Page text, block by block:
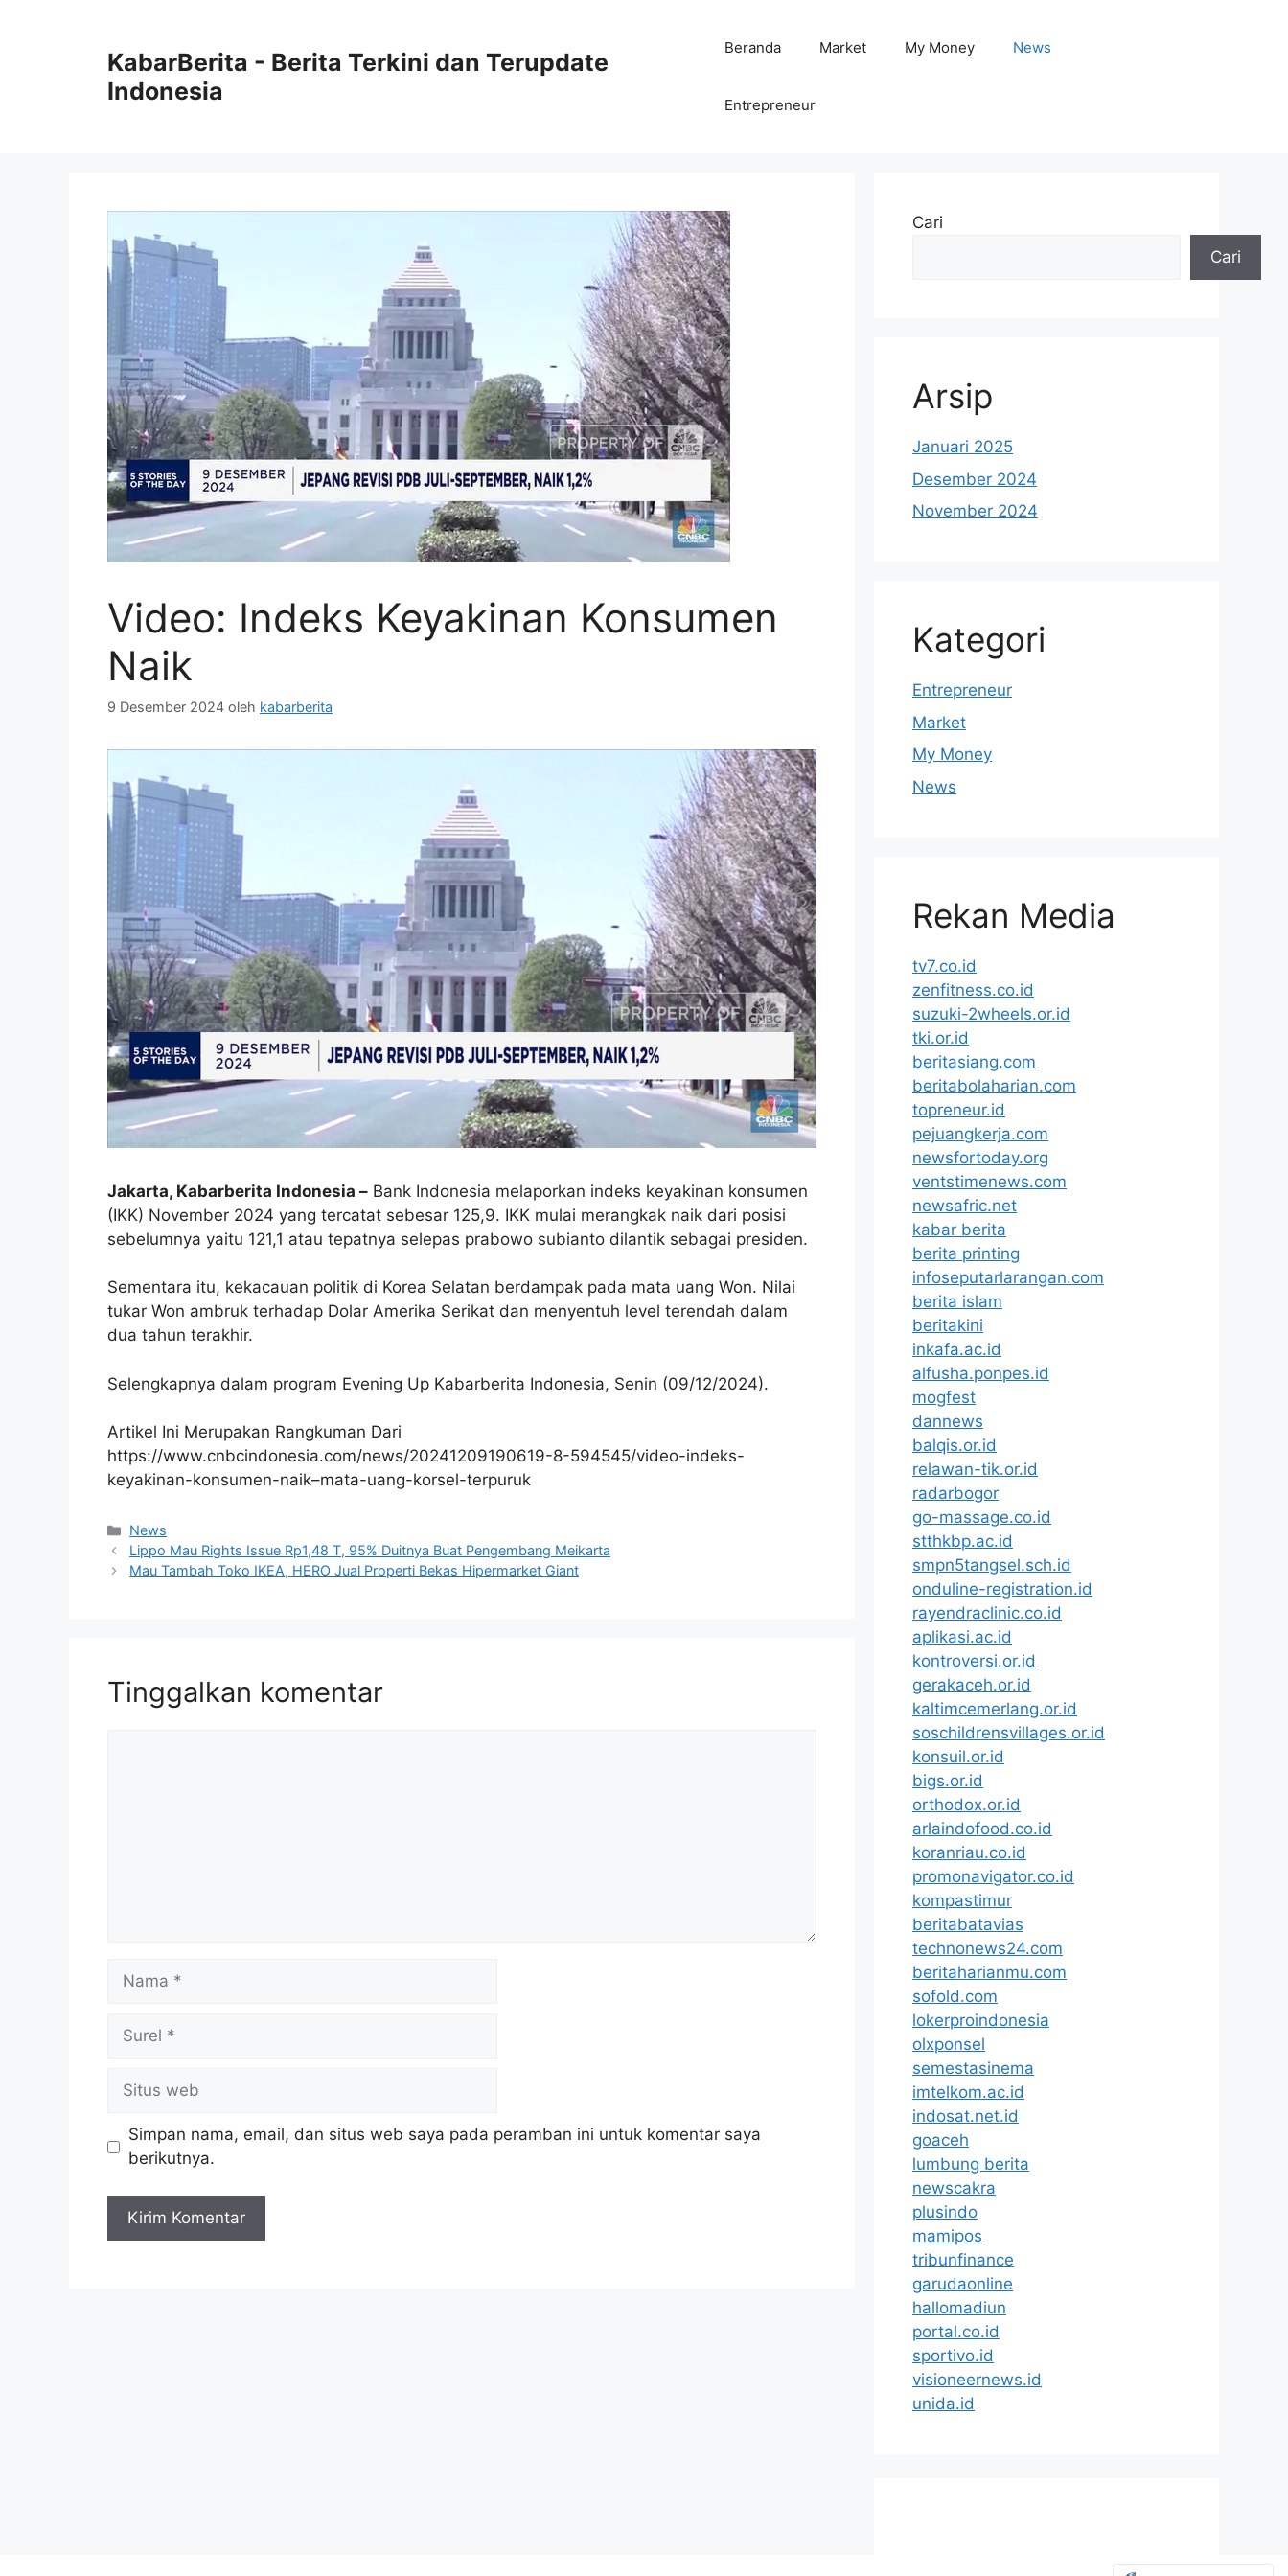
KabarBerita - Berita Terkini dan Terupdate
Indonesia
Beranda Market My Money News
Entrepreneur
Video: Indeks Keyakinan Konsumen
Naik
9 Desember 2024 oleh kabarberita
Jakarta, Kabarberita Indonesia – Bank Indonesia melaporkan indeks keyakinan konsumen
(IKK) November 2024 yang tercatat sebesar 125,9. IKK mulai merangkak naik dari posisi
sebelumnya yaitu 121,1 atau tepatnya selepas prabowo subianto dilantik sebagai presiden.
Sementara itu, kekacauan politik di Korea Selatan berdampak pada mata uang Won. Nilai
tukar Won ambruk terhadap Dolar Amerika Serikat dan menyentuh level terendah dalam
dua tahun terakhir.
Selengkapnya dalam program Evening Up Kabarberita Indonesia, Senin (09/12/2024).
Artikel Ini Merupakan Rangkuman Dari
https://www.cnbcindonesia.com/news/20241209190619-8-594545/video-indeks-
keyakinan-konsumen-naik–mata-uang-korsel-terpuruk
Kategori
News
Lippo Mau Rights Issue Rp1,48 T, 95% Duitnya Buat Pengembang Meikarta
Mau Tambah Toko IKEA, HERO Jual Properti Bekas Hipermarket Giant
Tinggalkan komentar
Nama
Surel
Situs
web
Simpan nama, email, dan situs web saya pada peramban ini untuk komentar saya
berikutnya.
Cari
Cari
Arsip
Januari 2025
Desember 2024
November 2024
Kategori
Entrepreneur
Market
My Money
News
Rekan Media
tv7.co.id
zenfitness.co.id
suzuki-2wheels.or.id
tki.or.id
beritasiang.com
beritabolaharian.com
topreneur.id
pejuangkerja.com
newsfortoday.org
ventstimenews.com
newsafric.net
kabar berita
berita printing
infoseputarlarangan.com
berita islam
beritakini
inkafa.ac.id
alfusha.ponpes.id
mogfest
dannews
balqis.or.id
relawan-tik.or.id
radarbogor
go-massage.co.id
stthkbp.ac.id
smpn5tangsel.sch.id
onduline-registration.id
rayendraclinic.co.id
aplikasi.ac.id
kontroversi.or.id
gerakaceh.or.id
kaltimcemerlang.or.id
soschildrensvillages.or.id
konsuil.or.id
bigs.or.id
orthodox.or.id
arlaindofood.co.id
koranriau.co.id
promonavigator.co.id
kompastimur
beritabatavias
technonews24.com
beritaharianmu.com
sofold.com
lokerproindonesia
olxponsel
semestasinema
imtelkom.ac.id
indosat.net.id
goaceh
lumbung berita
newscakra
plusindo
mamipos
tribunfinance
garudaonline
hallomadiun
portal.co.id
sportivo.id
visioneernews.id
unida.id